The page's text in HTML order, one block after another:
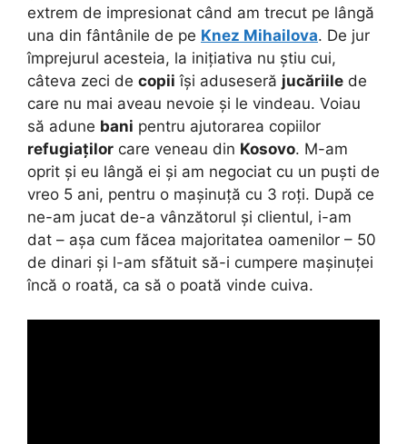
extrem de impresionat când am trecut pe lângă
una din fântânile de pe Knez Mihailova. De jur
împrejurul acesteia, la inițiativa nu știu cui,
câteva zeci de copii își aduseseră jucăriile de
care nu mai aveau nevoie și le vindeau. Voiau
să adune bani pentru ajutorarea copiilor
refugiaților care veneau din Kosovo. M-am
oprit și eu lângă ei și am negociat cu un puști de
vreo 5 ani, pentru o mașinuță cu 3 roți. După ce
ne-am jucat de-a vânzătorul și clientul, i-am
dat – așa cum făcea majoritatea oamenilor – 50
de dinari și l-am sfătuit să-i cumpere mașinuței
încă o roată, ca să o poată vinde cuiva.